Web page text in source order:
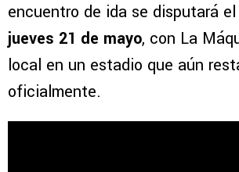
encuentro de ida se disputará
jueves 21 de mayo, con La
local en un estadio que aún
oficialmente.